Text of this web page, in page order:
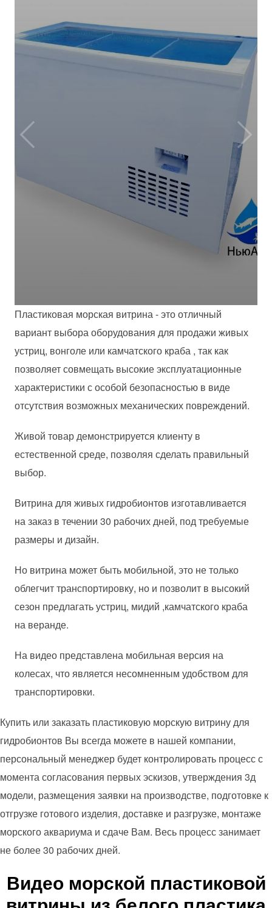
Пластиковая морская витрина - это отличный
вариант выбора оборудования для продажи живых
устриц, вонголе или камчатского краба , так как
позволяет совмещать высокие эксплуатационные
характеристики с особой безопасностью в виде
отсутствия возможных механических повреждений.
Живой товар демонстрируется клиенту в
естественной среде, позволяя сделать правильный
выбор.
Витрина для живых гидробионтов изготавливается
на заказ в течении 30 рабочих дней, под требуемые
размеры и дизайн.
Но витрина может быть мобильной, это не только
облегчит транспортировку, но и позволит в высокий
сезон предлагать устриц, мидий ,камчатского краба
на веранде.
На видео представлена мобильная версия на
колесах, что является несомненным удобством для
транспортировки.
Купить или заказать пластиковую морскую витрину для
гидробионтов Вы всегда можете в нашей компании,
персональный менеджер будет контролировать процесс с
момента согласования первых эскизов, утверждения 3д
модели, размещения заявки на производстве, подготовке к
отгрузке готового изделия, доставке и разгрузке, монтаже
морского аквариума и сдаче Вам. Весь процесс занимает
не более 30 рабочих дней.
Видео морской пластиковой